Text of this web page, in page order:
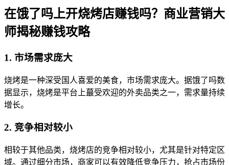
在饿了吗上开烧烤店赚钱吗？商业营销大
师揭秘赚钱攻略
1. 市场需求庞大
烧烤是一种深受国人喜爱的美食，市场需求庞大。据饿了吗数
据显示，烧烤是平台上蕞受欢迎的外卖品类之一，需求量持续
增长。
2. 竞争相对较小
相较于其他品类，烧烤店的竞争相对较小，尤其是针对特定区
域。通过细分市场，商家可以有效降低竞争压力，抢占市场份